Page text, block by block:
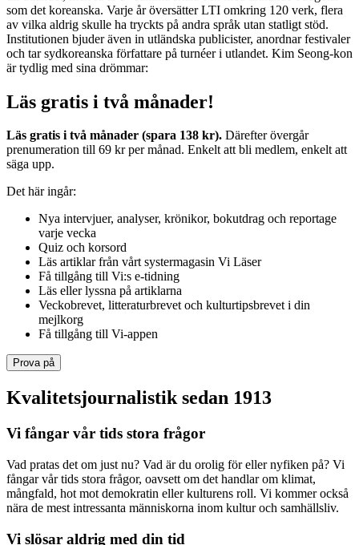
som det koreanska. Varje år översätter LTI omkring 120 verk, flera
av vilka aldrig skulle ha tryckts på andra språk utan statligt stöd.
Institutionen bjuder även in utländska publicister, anordnar festivaler
och tar sydkoreanska författare på turnéer i utlandet. Kim Seong-kon
är tydlig med sina drömmar:
Läs gratis i två månader!
Läs gratis i två månader (spara 138 kr). Därefter övergår
prenumeration till 69 kr per månad. Enkelt att bli medlem, enkelt att
säga upp.
Det här ingår:
Nya intervjuer, analyser, krönikor, bokutdrag och reportage
varje vecka
Quiz och korsord
Läs artiklar från vårt systermagasin Vi Läser
Få tillgång till Vi:s e-tidning
Läs eller lyssna på artiklarna
Veckobrevet, litteraturbrevet och kulturtipsbrevet i din
mejlkorg
Få tillgång till Vi-appen
Prova på
Kvalitetsjournalistik sedan 1913
Vi fångar vår tids stora frågor
Vad pratas det om just nu? Vad är du orolig för eller nyfiken på? Vi
fångar vår tids stora frågor, oavsett om det handlar om klimat,
mångfald, hot mot demokratin eller kulturens roll. Vi kommer också
nära de mest intressanta människorna inom kultur och samhällsliv.
Vi slösar aldrig med din tid